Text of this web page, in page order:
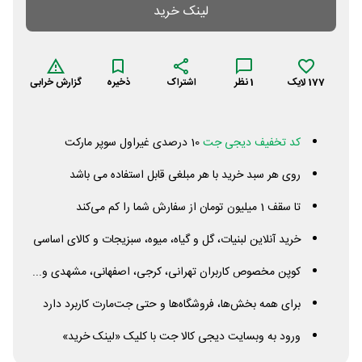
لینک خرید
177لایک 1نظر اشتراک ذخیره گزارش خرابی
کد تخفیف دیجی جت
روی هر سبد خرید با هر مبلغی قابل استفاده می باشد
تا سقف 1 میلیون تومان از سفارش شما را کم می‌کند
خرید آنلاین لبنیات، گل و گیاه، میوه، سبزیجات و کالای اساسی
کوپن مخصوص کاربران تهرانی، کرجی، اصفهانی، مشهدی و...
برای همه بخش‌ها، فروشگاه‌ها و حتی جت‌مارت کاربرد دارد
ورود به وبسایت دیجی کالا جت با کلیک «لینک خرید»